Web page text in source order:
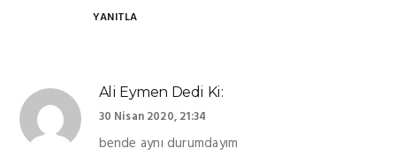
YANITLA
Ali Eymen Dedi Ki:
30 Nisan 2020, 21:34
bende aynı durumdayım